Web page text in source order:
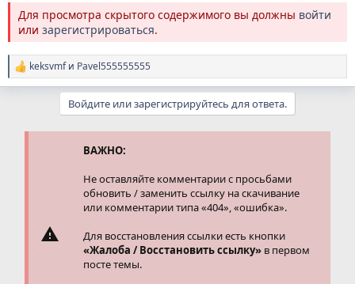
Для просмотра скрытого содержимого вы должны войти
или зарегистрироваться.
Р
е
keksvmfи Pavel555555555
Войдите или зарегистрируйтесь для ответа.
ВАЖНО:
Не оставляйте комментарии с просьбами
обновить / заменить ссылку на скачивание
или комментарии типа «404», «ошибка».
Для восстановления ссылки есть кнопки
«Жалоба / Восстановить ссылку» в первом
посте темы.